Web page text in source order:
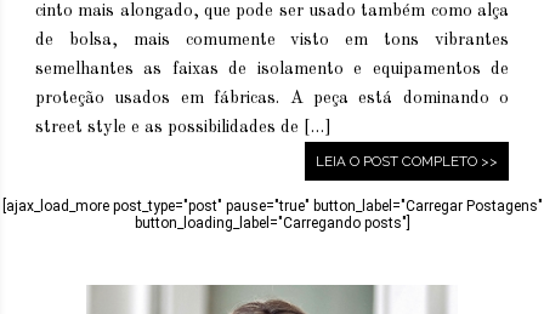
cinto mais alongado, que pode ser usado também como alça
de bolsa, mais comumente visto em tons vibrantes
semelhantes as faixas de isolamento e equipamentos de
proteção usados em fábricas. A peça está dominando o
street style e as possibilidades de […]
LEIA O POST COMPLETO >>
[ajax_load_more post_type="post" pause="true" button_label="Carregar Postagens"
button_loading_label="Carregando posts"]